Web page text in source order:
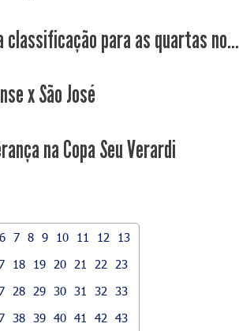
classificação para as quartas no...
x São José
na Copa Seu Verardi
6 7 8 9 10 11 12
13
18 19 20 21 22
23
28 29 30 31 32
33
38 39 40 41 42
43